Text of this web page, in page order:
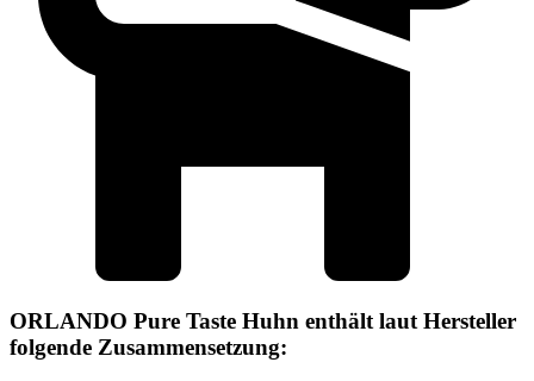
ORLANDO Pure Taste Huhn enthält laut Hersteller
folgende Zusammensetzung: